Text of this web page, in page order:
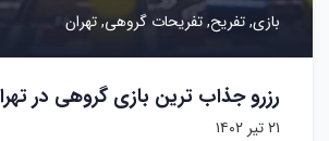
بازی,تفریح,تفریحات گروهی,تهران
رزرو جذاب ترین بازی گروهی در
۲۱ تیر ۱۴۰۲